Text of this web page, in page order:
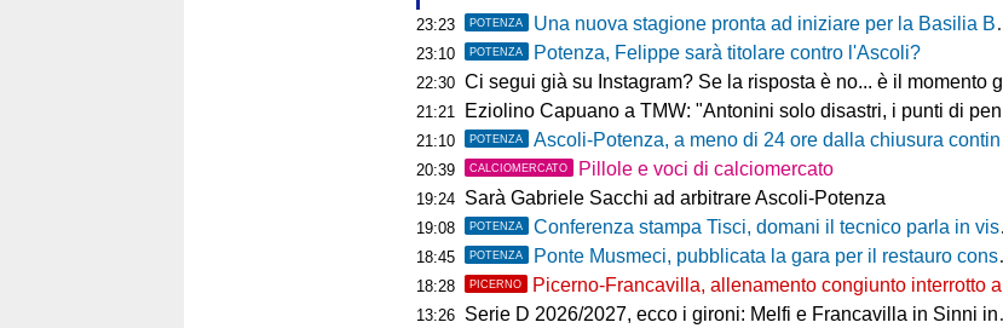
23:23 POTENZA Una nuova stagione pronta ad iniziare per la Basilia Basket Potenza
23:10 POTENZA Potenza, Felippe sarà titolare contro l'Ascoli?
22:30 Ci segui già su Instagram? Se la risposta è no... è il momento giusto per rimediare!
21:21 Eziolino Capuano a TMW: "Antonini solo disastri, i punti di penalizzazione che ha preso un record mondiale"
21:10 POTENZA Ascoli-Potenza, a meno di 24 ore dalla chiusura continua a salire il numero di biglietti venduti nel settore ospiti
20:39 CALCIOMERCATO Pillole e voci di calciomercato
19:24 Sarà Gabriele Sacchi ad arbitrare Ascoli-Potenza
19:08 POTENZA Conferenza stampa Tisci, domani il tecnico parla in vista di Ascoli-Potenza
18:45 POTENZA Ponte Musmeci, pubblicata la gara per il restauro conservativo
18:28 PICERNO Picerno-Francavilla, allenamento congiunto interrotto al termine del primo tempo
13:26 Serie D 2026/2027, ecco i gironi: Melfi e Francavilla in Sinni insieme nel Girone H